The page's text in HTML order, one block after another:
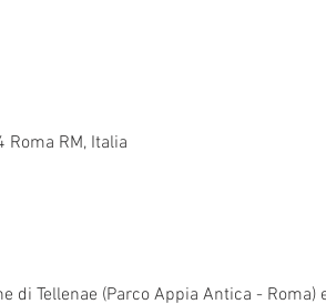
Roma RM, Italia
di Tellenae (Parco Appia Antica - Roma)